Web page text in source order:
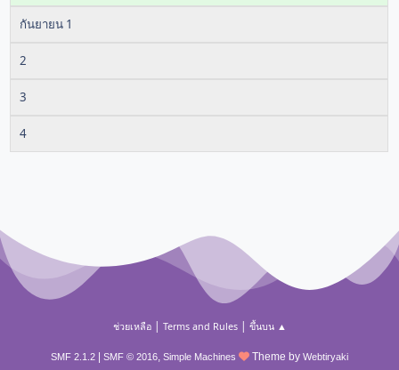
กันยายน 1
2
3
4
ช่วยเหลือ| Terms and Rules| ขึ้นบน ▲
SMF 2.1.2 SMF © 2016, Simple Machines Theme by Webtiryaki